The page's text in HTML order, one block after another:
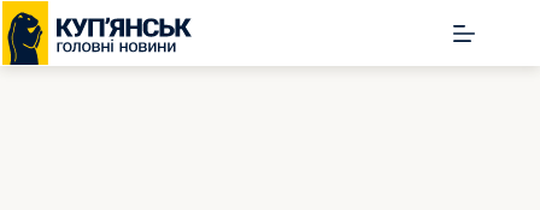
Перейти
до
вмісту